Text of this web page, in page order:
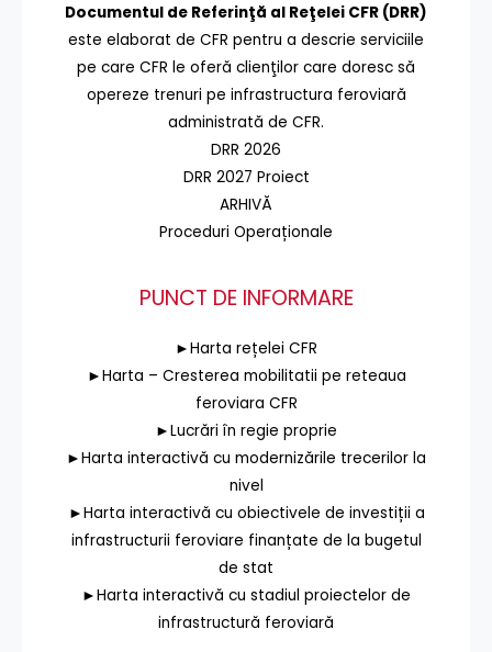
Documentul de Referinţă al Reţelei CFR (DRR)
este elaborat de CFR pentru a descrie serviciile
pe care CFR le oferă clienţilor care doresc să
opereze trenuri pe infrastructura feroviară
administrată de CFR.
DRR 2026
DRR 2027 Proiect
ARHIVĂ
Proceduri Operaționale
PUNCT DE INFORMARE
►Harta rețelei CFR
►Harta – Cresterea mobilitatii pe reteaua
feroviara CFR
►Lucrări în regie proprie
►Harta interactivă cu modernizările trecerilor la
nivel
►Harta interactivă cu obiectivele de investiții a
infrastructurii feroviare finanțate de la bugetul
de stat
►Harta interactivă cu stadiul proiectelor de
infrastructură feroviară